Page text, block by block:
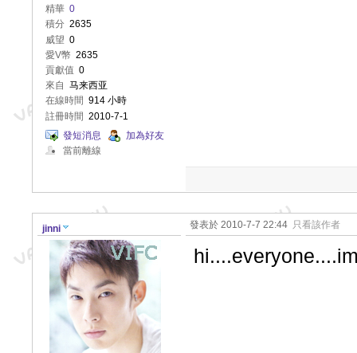
精華 0
積分 2635
威望 0
愛V幣 2635
貢獻值 0
來自 马来西亚
在線時間 914 小時
註冊時間 2010-7-1
發短消息
加為好友
當前離線
jinni 發表於 2010-7-7 22:44 只看該作者